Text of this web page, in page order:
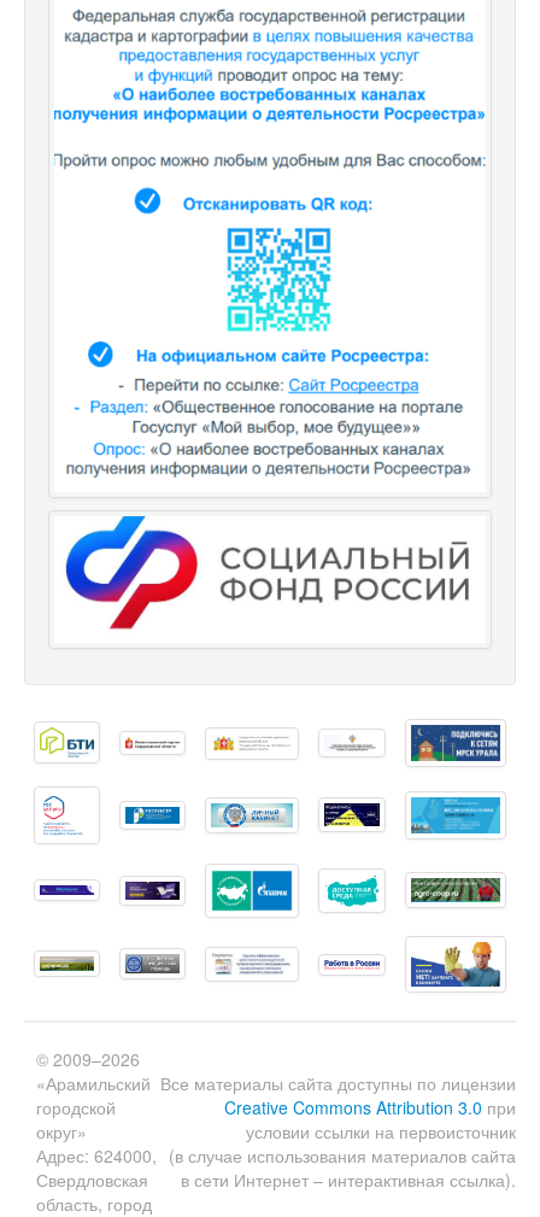
Все материалы сайта доступны по лицензии
Creative Commons Attribution 3.0 при
условии ссылки на первоисточник
(в случае использования материалов сайта
в сети Интернет – интерактивная ссылка).
© 2009–2026
«Арамильский
городской
округ»
Адрес: 624000,
Свердловская
область, город